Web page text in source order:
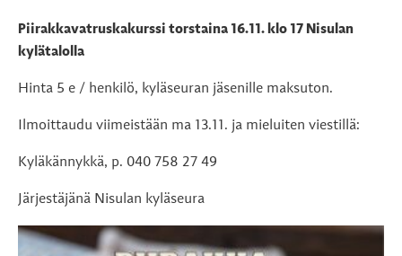
Piirakkavatruskakurssi torstaina 16.11. klo 17 Nisulan
kylätalolla
Hinta 5 e / henkilö, kyläseuran jäsenille maksuton.
Ilmoittaudu viimeistään ma 13.11. ja mieluiten viestillä:
Kyläkännykkä, p. 040 758 27 49
Järjestäjänä Nisulan kyläseura